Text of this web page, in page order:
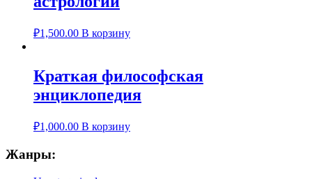
₽1,500.00 В корзину
Краткая философская
энциклопедия
₽1,000.00 В корзину
Жанры: